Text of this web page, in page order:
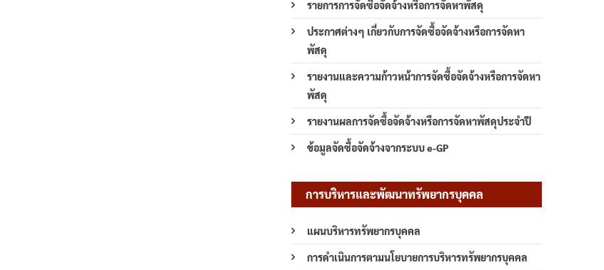
รายการการจัดซื้อจัดจ้างหรือการจัดหาพัสดุ
ประกาศต่างๆ เกี่ยวกับการจัดซื้อจัดจ้างหรือการจัดหา
พัสดุ
รายงานและความก้าวหน้าการจัดซื้อจัดจ้างหรือการจัดหา
พัสดุ
รายงานผลการจัดซื้อจัดจ้างหรือการจัดหาพัสดุประจำปี
ข้อมูลจัดซื้อจัดจ้างจากระบบ e-GP
การบริหารและพัฒนาทรัพยากรบุคคล
แผนบริหารทรัพยากรบุคคล
การดำเนินการตามนโยบายการบริหารทรัพยากรบุคคล